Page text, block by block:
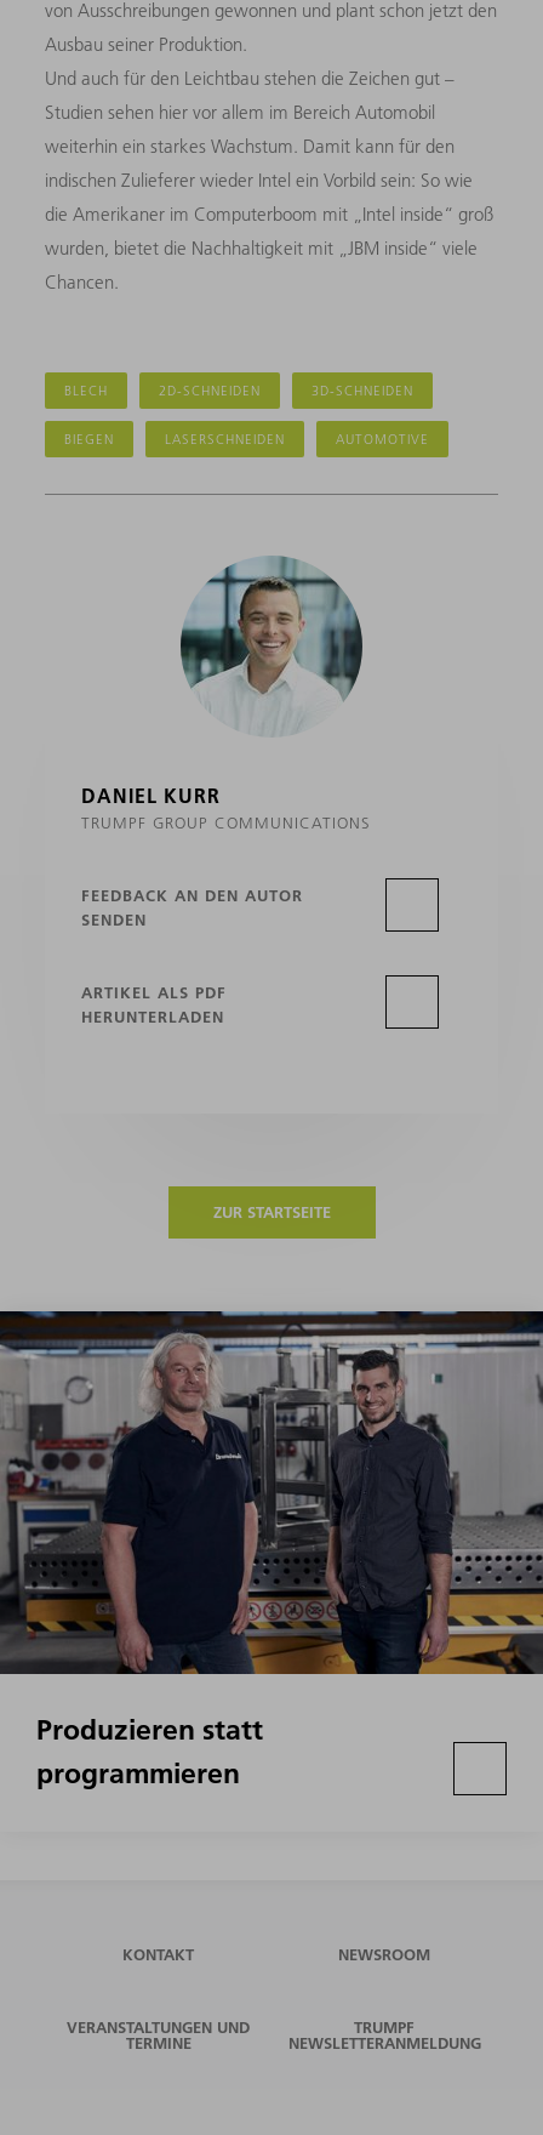
von Ausschreibungen gewonnen und plant schon jetzt den
Ausbau seiner Produktion.
Und auch für den Leichtbau stehen die Zeichen gut –
Studien sehen hier vor allem im Bereich Automobil
weiterhin ein starkes Wachstum. Damit kann für den
indischen Zulieferer wieder Intel ein Vorbild sein: So wie
die Amerikaner im Computerboom mit „Intel inside“ groß
wurden, bietet die Nachhaltigkeit mit „JBM inside“ viele
Chancen.
BLECH 2D-SCHNEIDEN 3D-SCHNEIDEN
BIEGEN LASERSCHNEIDEN AUTOMOTIVE
DANIEL KURR
TRUMPF GROUP COMMUNICATIONS
FEEDBACK AN DEN AUTOR
SENDEN
ARTIKEL ALS PDF
HERUNTERLADEN
ZUR STARTSEITE
Produzieren statt
programmieren
KONTAKT NEWSROOM
VERANSTALTUNGEN UND
TERMINE
TRUMPF
NEWSLETTERANMELDUNG